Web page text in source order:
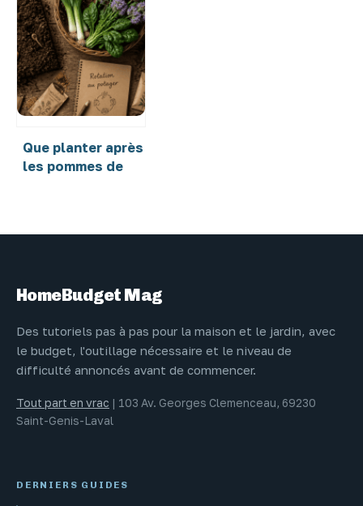
Que planter après
les pommes de
HomeBudget Mag
Des tutoriels pas à pas pour la maison et le jardin, avec
le budget, l'outillage nécessaire et le niveau de
difficulté annoncés avant de commencer.
Tout part en vrac | 103 Av. Georges Clemenceau, 69230
Saint-Genis-Laval
DERNIERS GUIDES